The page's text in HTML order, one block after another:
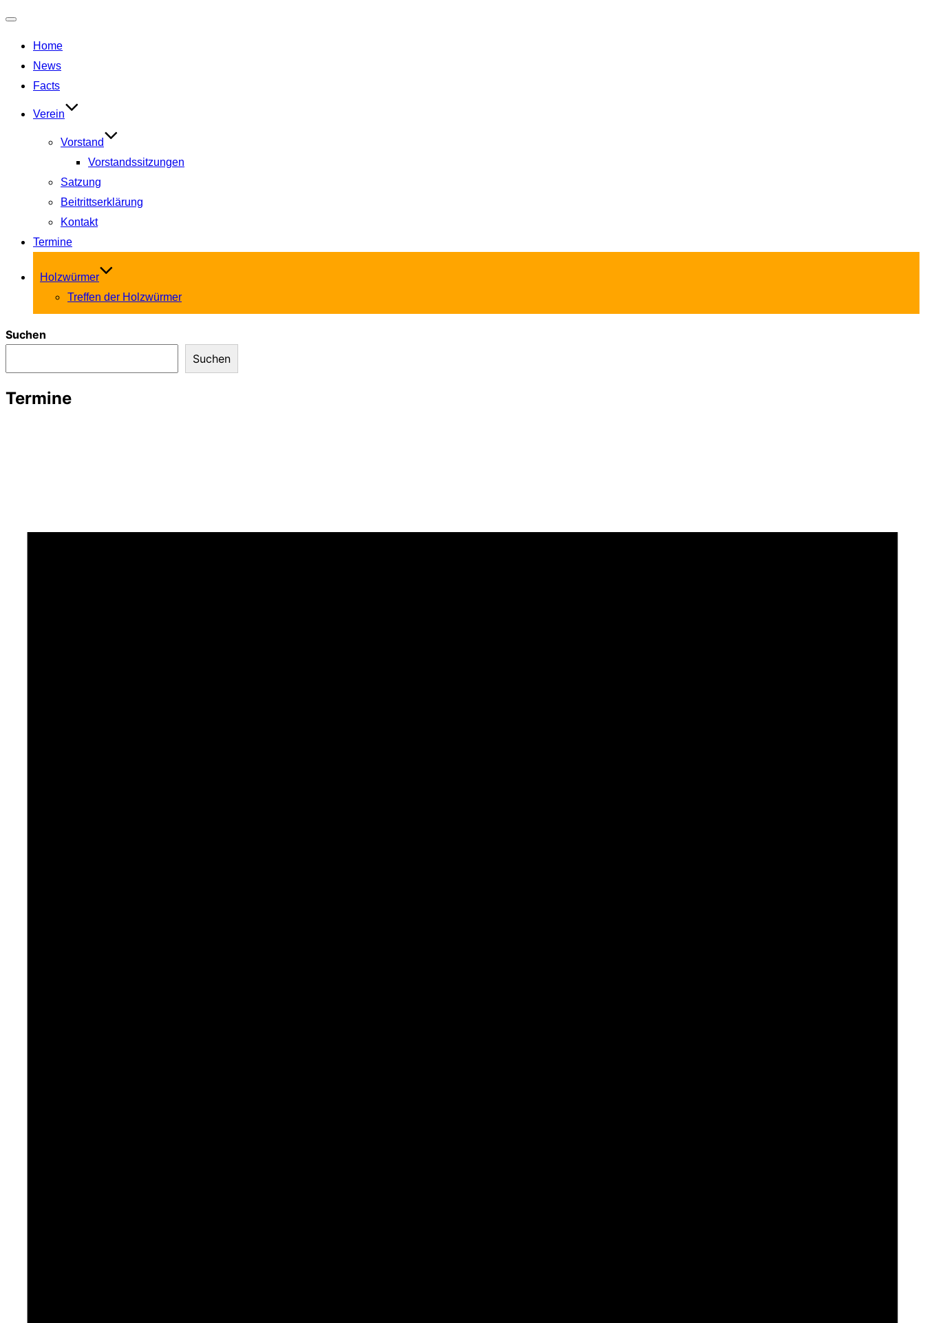
umschalten
Home
News
Facts
Verein
Vorstand
Vorstandssitzungen
Satzung
Beitrittserklärung
Kontakt
Termine
Holzwürmer
Treffen der Holzwürmer
Suchen
Suchen
Termine